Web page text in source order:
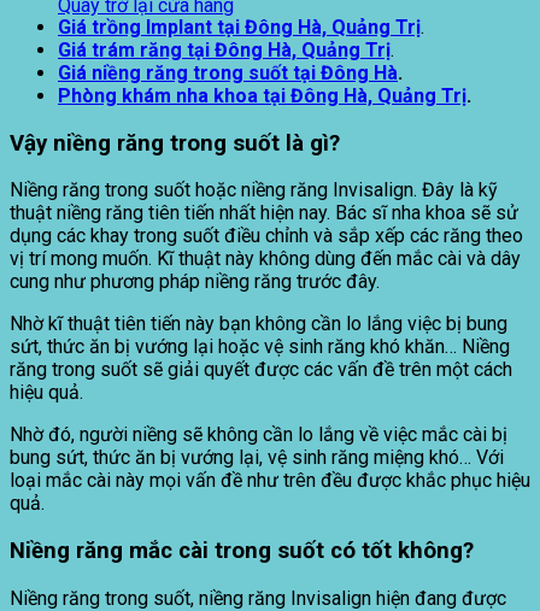
Quay trở lại cửa hàng
Giá trồng Implant tại Đông Hà, Quảng Trị.
Giá trám răng tại Đông Hà, Quảng Trị.
Giá niềng răng trong suốt tại Đông Hà.
Phòng khám nha khoa tại Đông Hà, Quảng Trị.
Vậy niềng răng trong suốt là gì?
Niềng răng trong suốt hoặc niềng răng Invisalign. Đây là kỹ
thuật niềng răng tiên tiến nhất hiện nay. Bác sĩ nha khoa sẽ sử
dụng các khay trong suốt điều chỉnh và sắp xếp các răng theo
vị trí mong muốn. Kĩ thuật này không dùng đến mắc cài và dây
cung như phương pháp niềng răng trước đây.
Nhờ kĩ thuật tiên tiến này bạn không cần lo lắng việc bị bung
sứt, thức ăn bị vướng lại hoặc vệ sinh răng khó khăn… Niềng
răng trong suốt sẽ giải quyết được các vấn đề trên một cách
hiệu quả.
Nhờ đó, người niềng sẽ không cần lo lắng về việc mắc cài bị
bung sứt, thức ăn bị vướng lại, vệ sinh răng miệng khó… Với
loại mắc cài này mọi vấn đề như trên đều được khắc phục hiệu
quả.
Niềng răng mắc cài trong suốt có tốt không?
Niềng răng trong suốt, niềng răng Invisalign hiện đang được